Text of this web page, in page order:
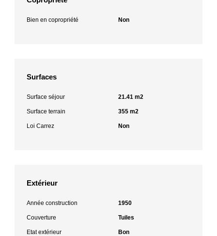
Bien en copropriété Non
Surfaces
Surface séjour 21.41 m2
Surface terrain 355 m2
Loi Carrez Non
Extérieur
Année construction 1950
Couverture Tuiles
Etat extérieur Bon